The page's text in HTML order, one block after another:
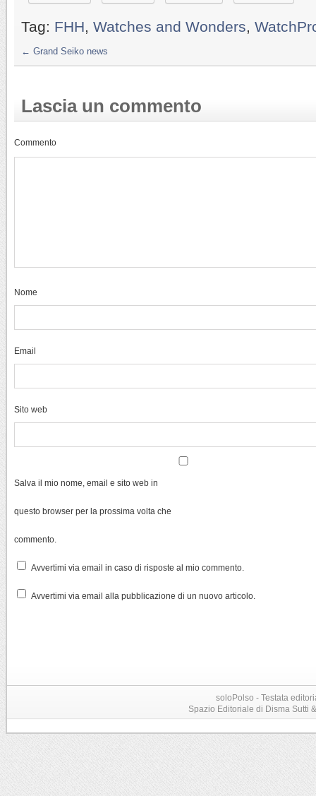
Tag: FHH Watches and Wonders
← Grand Seiko news
Lascia un commento
Commento
Nome
Email
Sito web
Salva il mio nome, email e sito web in
questo browser per la prossima volta che
commento.
Avvertimi via email in caso di risposte al mio commento.
Avvertimi via email alla pubblicazione di un nuovo articolo.
soloPolso - Testata
Spazio Editoriale di Disma Sutti